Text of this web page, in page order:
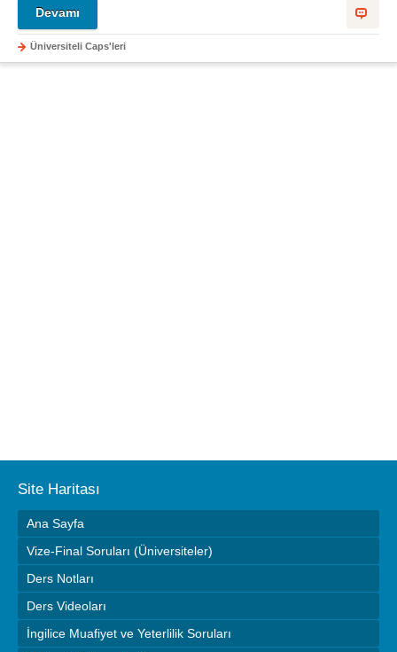
Devamı
Üniversiteli Caps'leri
Site Haritası
Ana Sayfa
Vize-Final Soruları (Üniversiteler)
Ders Notları
Ders Videoları
İngilice Muafiyet ve Yeterlilik Soruları